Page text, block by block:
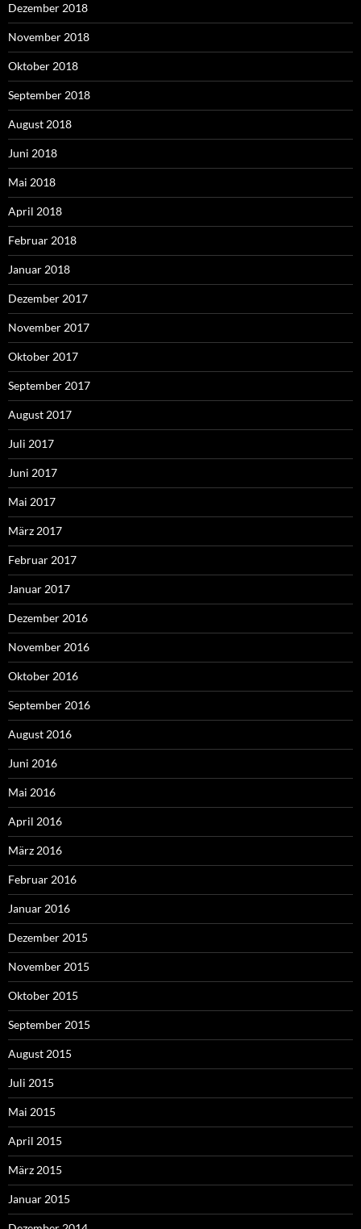
Dezember 2018
November 2018
Oktober 2018
September 2018
August 2018
Juni 2018
Mai 2018
April 2018
Februar 2018
Januar 2018
Dezember 2017
November 2017
Oktober 2017
September 2017
August 2017
Juli 2017
Juni 2017
Mai 2017
März 2017
Februar 2017
Januar 2017
Dezember 2016
November 2016
Oktober 2016
September 2016
August 2016
Juni 2016
Mai 2016
April 2016
März 2016
Februar 2016
Januar 2016
Dezember 2015
November 2015
Oktober 2015
September 2015
August 2015
Juli 2015
Mai 2015
April 2015
März 2015
Januar 2015